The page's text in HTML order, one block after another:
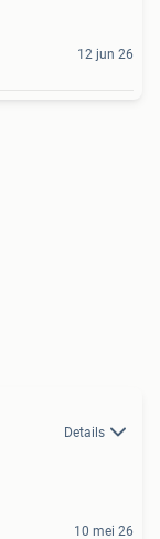
12 jun 26
Details
10 mei 26